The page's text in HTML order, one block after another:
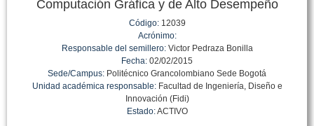
Computación Gráfica y de Alto Desempeño
Código:12039
Acrónimo:
Responsable del semillero:Victor Pedraza Bonilla
Fecha: 02/02/2015
Sede/Campus: Politécnico Grancolombiano Sede Bogotá
Unidad académica responsable:Facultad de Ingeniería, Diseño e
Innovación (Fidi)
Estado:ACTIVO